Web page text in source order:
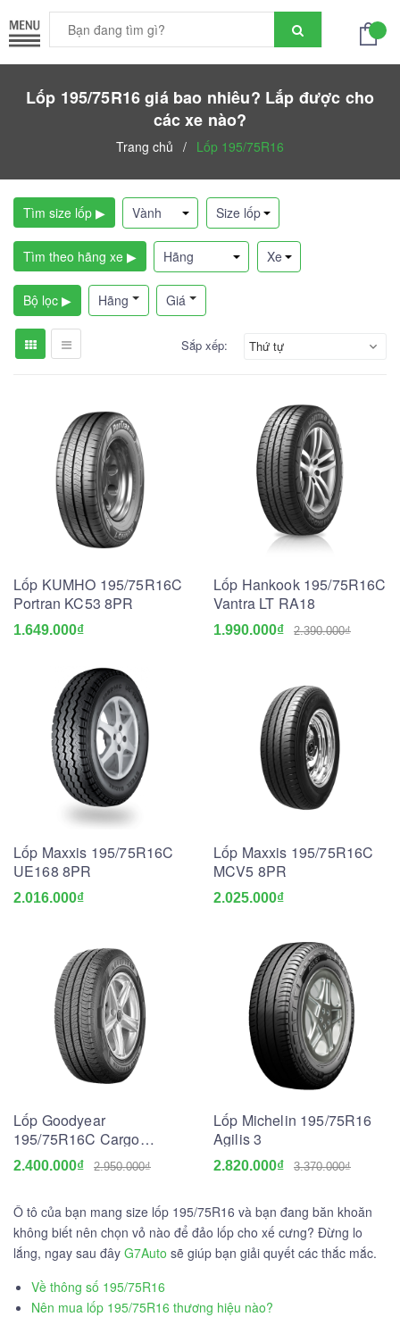
Lốp 195/75R16 giá bao nhiêu? Lắp được cho
các xe nào?
Trang chủ / Lốp 195/75R16
Tìm size lốp ▶
Tìm theo hãng xe ▶
Bộ lọc ▶ Hãng Giá
Sắp xếp: Thứ tự
Lốp KUMHO 195/75R16C
Portran KC53 8PR
1.649.000₫
Lốp Hankook 195/75R16C
Vantra LT RA18
1.990.000₫ 2.390.000₫
Lốp Maxxis 195/75R16C
UE168 8PR
2.016.000₫
Lốp Maxxis 195/75R16C
MCV5 8PR
2.025.000₫
Lốp Goodyear
195/75R16C Cargo
Marathon
2.400.000₫ 2.950.000₫
Lốp Michelin 195/75R16
Agilis 3
2.820.000₫ 3.370.000₫
Ô tô của bạn mang size lốp 195/75R16 và bạn đang băn khoăn
không biết nên chọn vỏ nào để đảo lốp cho xế cưng? Đừng lo
lắng, ngay sau đây G7Auto sẽ giúp bạn giải quyết các thắc mắc.
Về thông số 195/75R16
Nên mua lốp 195/75R16 thương hiệu nào?